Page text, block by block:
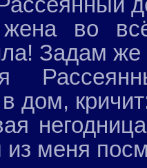
во
Задам же
дом,
из меня